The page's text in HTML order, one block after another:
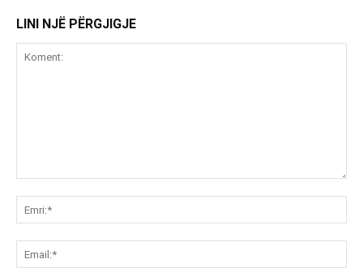
LINI NJË PËRGJIGJE